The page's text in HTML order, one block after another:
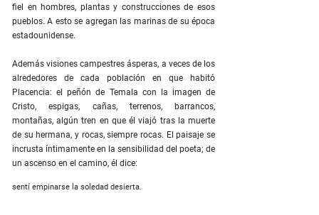
fiel en hombres, plantas y construcciones de esos
pueblos. A esto se agregan las marinas de su época
estadounidense.
Además visiones campestres ásperas, a veces de los
alrededores de cada población en que habitó
Placencia: el peñón de Temala con la imagen de
Cristo, espigas, cañas, terrenos, barrancos,
montañas, algún tren en que él viajó tras la muerte
de su hermana, y rocas, siempre rocas. El paisaje se
incrusta íntimamente en la sensibilidad del poeta; de
un ascenso en el camino, él dice:
sentí empinarse la soledad desierta.